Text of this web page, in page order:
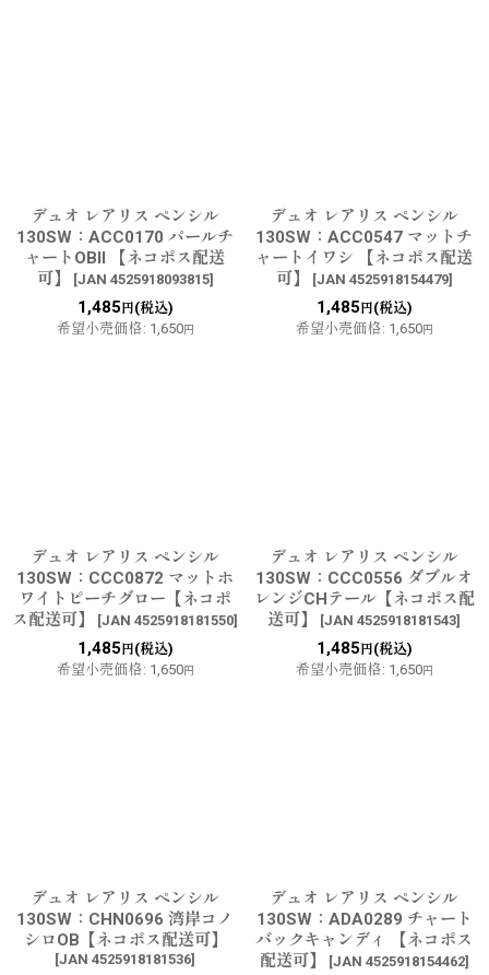
デュオ レアリス ペンシル
130SW：ACC0170 パールチ
ャートOBII 【ネコポス配送
可】
[JAN 4525918093815]
1,485 円(税込)
希望小売価格: 1,650円
デュオ レアリス ペンシル
130SW：ACC0547 マットチ
ャートイワシ 【ネコポス配送
可】
[JAN 4525918154479]
1,485 円(税込)
希望小売価格: 1,650円
デュオ レアリス ペンシル
130SW：CCC0872 マットホ
ワイトピーチグロー【ネコポ
ス配送可】
[JAN 4525918181550]
1,485 円(税込)
希望小売価格: 1,650円
デュオ レアリス ペンシル
130SW：CCC0556 ダブルオ
レンジCHテール【ネコポス配
送可】
[JAN 4525918181543]
1,485 円(税込)
希望小売価格: 1,650円
デュオ レアリス ペンシル
130SW：CHN0696 湾岸コノ
シロOB【ネコポス配送可】
[JAN 4525918181536]
デュオ レアリス ペンシル
130SW：ADA0289 チャート
バックキャンディ 【ネコポス
配送可】
[JAN 4525918154462]